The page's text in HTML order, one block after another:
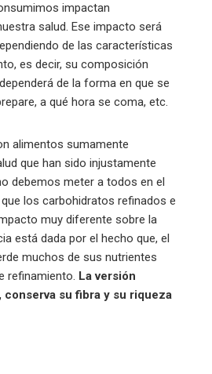
impactan
salud. Ese impacto será
de las características
es decir, su composición
de la forma en que se
a qué hora se coma, etc.
alimentos sumamente
que han sido injustamente
debemos meter a todos en el
los carbohidratos refinados e
muy diferente sobre la
está dada por el hecho que, el
muchos de sus nutrientes
refinamiento. La versión
conserva su fibra y su riqueza